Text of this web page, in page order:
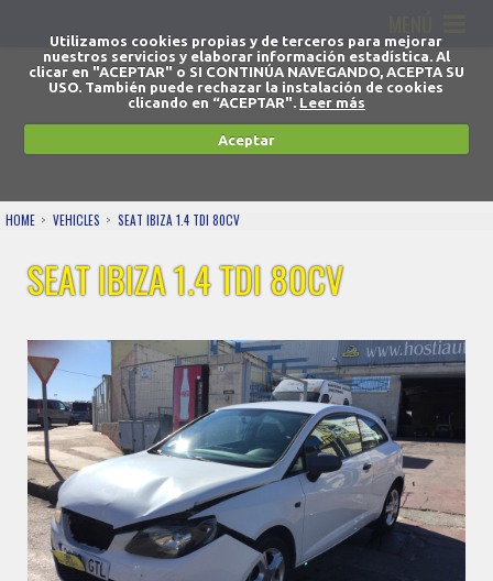
Utilizamos cookies propias y de terceros para mejorar
nuestros servicios y elaborar información estadística. Al
clicar en "ACEPTAR" o SI CONTINÚA NAVEGANDO, ACEPTA SU
USO. También puede rechazar la instalación de cookies
clicando en “ACEPTAR". Leer más
Aceptar
HOME VEHICLES SEAT IBIZA 1.4 TDI 80CV
SEAT IBIZA 1.4 TDI 80CV